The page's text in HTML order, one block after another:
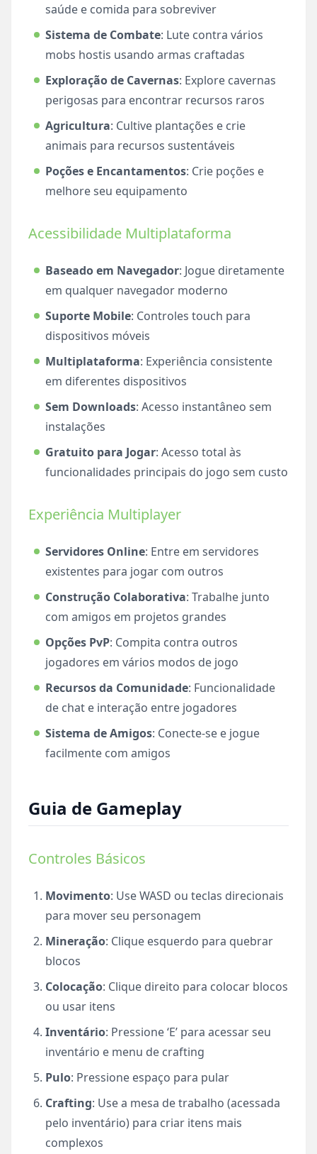
saúde e comida para sobreviver
Sistema de Combate: Lute contra vários
mobs hostis usando armas craftadas
Exploração de Cavernas: Explore cavernas
perigosas para encontrar recursos raros
Agricultura: Cultive plantações e crie
animais para recursos sustentáveis
Poções e Encantamentos: Crie poções e
melhore seu equipamento
Acessibilidade Multiplataforma
Baseado em Navegador: Jogue diretamente
em qualquer navegador moderno
Suporte Mobile: Controles touch para
dispositivos móveis
Multiplataforma: Experiência consistente
em diferentes dispositivos
Sem Downloads: Acesso instantâneo sem
instalações
Gratuito para Jogar: Acesso total às
funcionalidades principais do jogo sem custo
Experiência Multiplayer
Servidores Online: Entre em servidores
existentes para jogar com outros
Construção Colaborativa: Trabalhe junto
com amigos em projetos grandes
Opções PvP: Compita contra outros
jogadores em vários modos de jogo
Recursos da Comunidade: Funcionalidade
de chat e interação entre jogadores
Sistema de Amigos: Conecte-se e jogue
facilmente com amigos
Guia de Gameplay
Controles Básicos
Movimento: Use WASD ou teclas direcionais
para mover seu personagem
Mineração: Clique esquerdo para quebrar
blocos
Colocação: Clique direito para colocar blocos
ou usar itens
Inventário: Pressione ‘E’ para acessar seu
inventário e menu de crafting
Pulo: Pressione espaço para pular
Crafting: Use a mesa de trabalho (acessada
pelo inventário) para criar itens mais
complexos